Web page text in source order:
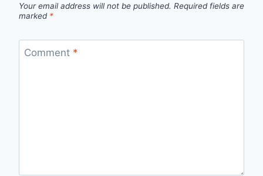
Your email address will not be published. Required fields are
marked *
Comment *